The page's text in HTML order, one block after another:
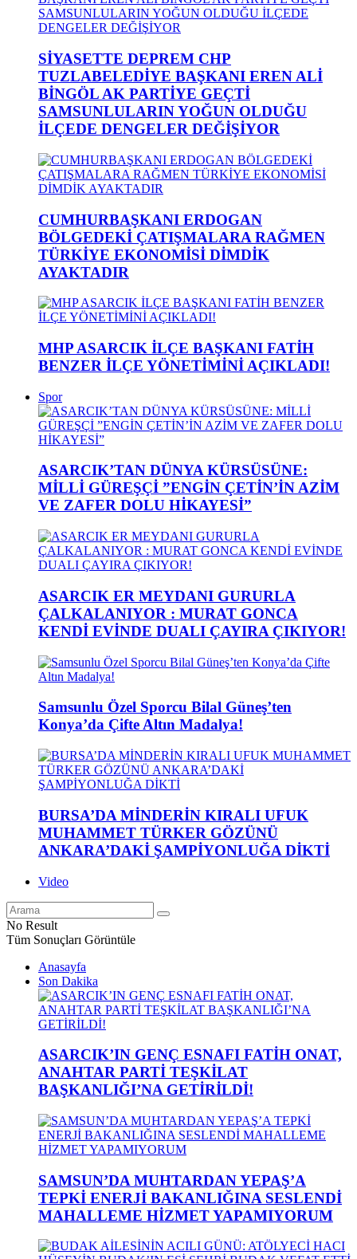
SİYASETTE DEPREM CHP
TUZLABELEDİYE BAŞKANI EREN ALİ
BİNGÖL AK PARTİYE GEÇTİ
SAMSUNLULARIN YOĞUN OLDUĞU
İLÇEDE DENGELER DEĞİŞİYOR
CUMHURBAŞKANI ERDOGAN
BÖLGEDEKİ ÇATIŞMALARA RAĞMEN
TÜRKİYE EKONOMİSİ DİMDİK
AYAKTADIR
MHP ASARCIK İLÇE BAŞKANI FATİH
BENZER İLÇE YÖNETİMİNİ AÇIKLADI!
Spor
ASARCIK’TAN DÜNYA KÜRSÜSÜNE:
MİLLİ GÜREŞÇİ ”ENGİN ÇETİN’İN AZİM
VE ZAFER DOLU HİKAYESİ”
ASARCIK ER MEYDANI GURURLA
ÇALKALANIYOR : MURAT GONCA
KENDİ EVİNDE DUALI ÇAYIRA ÇIKIYOR!
Samsunlu Özel Sporcu Bilal Güneş’ten
Konya’da Çifte Altın Madalya!
BURSA’DA MİNDERİN KIRALI UFUK
MUHAMMET TÜRKER GÖZÜNÜ
ANKARA’DAKİ ŞAMPİYONLUĞA DİKTİ
Video
No Result
Tüm Sonuçları Görüntüle
Anasayfa
Son Dakika
ASARCIK’IN GENÇ ESNAFI FATİH ONAT,
ANAHTAR PARTİ TEŞKİLAT
BAŞKANLIĞI’NA GETİRİLDİ!
SAMSUN’DA MUHTARDAN YEPAŞ’A
TEPKİ ENERJİ BAKANLIĞINA SESLENDİ
MAHALLEME HİZMET YAPAMIYORUM